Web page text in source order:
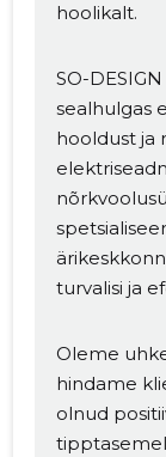
hoolikalt.
SO-
sealhulgas
hooldust ja
turvalisi ja
Oleme
hindame
olnud